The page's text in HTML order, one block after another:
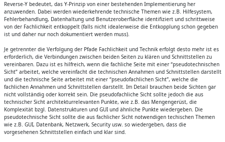
Reverse-Y bedeutet, das Y-Prinzip von einer bestehenden Implementierung her
anzuwenden. Dabei werden wiederkehrende technische Themen wie z.B. Hilfesystem,
Fehlerbehandlung, Datenhaltung und Benutzeroberfläche identifiziert und schrittweise
von der Fachlichkeit entkoppelt (falls nicht idealerweise die Entkopplung schon gegeben
ist und daher nur noch dokumentiert werden muss).
Je getrennter die Verfolgung der Pfade Fachlichkeit und Technik erfolgt desto mehr ist es
erforderlich, die Verbindungen zwischen beiden Seiten zu klären und Schnittstellen zu
vereinbaren. Dazu ist es hilfreich, wenn die fachliche Seite mit einer “pseudotechnischen
Sicht” arbeitet, welche vereinfacht die technischen Annahmen und Schnittstellen darstellt
und die technische Seite arbeitet mit einer “pseudofachlichen Sicht”, welche die
fachlichen Annahmen und Schnittstellen darstellt. Im Detail brauchen beide Sichten gar
nicht vollständig oder korrekt sein. Die pseudofachliche Sicht sollte jedoch die aus
technischer Sicht architekturrelevanten Punkte, wie z.B. das Mengengerüst, die
Komplexität bzgl. Datenstrukturen und GUI und ähnliche Punkte wiedergeben. Die
pseudotechnische Sicht sollte die aus fachlicher Sicht notwendigen techischen Themen
wie z.B. GUI, Datenbank, Netzwerk, Security usw. so wiedergeben, dass die
vorgesehenen Schnittstellen einfach und klar sind.